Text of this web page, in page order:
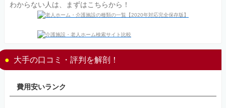
わからない人は、まずはこちらから！
大手の口コミ・評判を解剖！
費用安いランク